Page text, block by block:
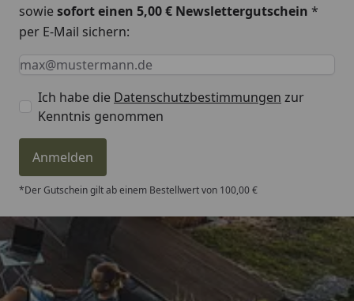
sowiesofort einen 5,00 € Newslettergutschein *
per E-Mail sichern:
Keine Eingabe erforderlich
Eingabe erforderlich
E-Mail *
Ich habe die Datenschutzbestimmungen zur
Kenntnis genommen
Anmelden
*Der Gutschein gilt ab einem Bestellwert von 100,00 €
Trusted Shops